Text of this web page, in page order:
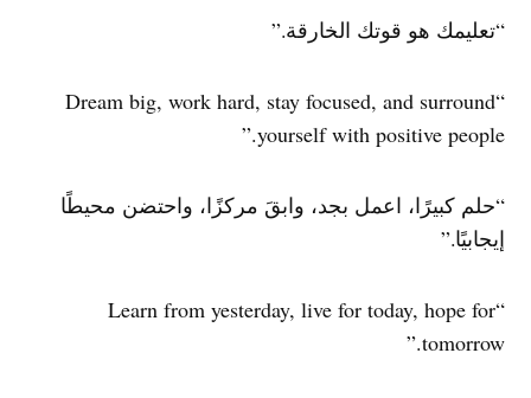
“تعليمك هو قوتك الخارقة.”
“Dream big, work hard, stay focused, and surround
yourself with positive people.”
“حلم كبيرًا، اعمل بجد، وابقَ مركزًا، واحتضن محيطًا
إيجابيًا.”
“Learn from yesterday, live for today, hope for
tomorrow.”